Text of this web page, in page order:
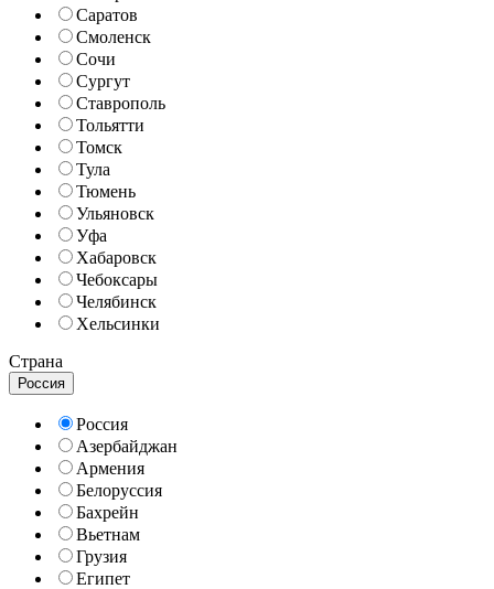
Саратов
Смоленск
Сочи
Сургут
Ставрополь
Тольятти
Томск
Тула
Тюмень
Ульяновск
Уфа
Хабаровск
Чебоксары
Челябинск
Хельсинки
Страна
Россия
Россия
Азербайджан
Армения
Белоруссия
Бахрейн
Вьетнам
Грузия
Египет